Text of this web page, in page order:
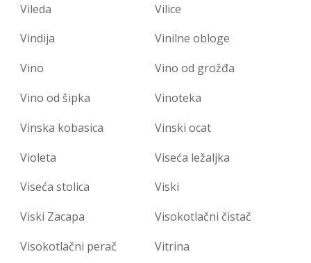
Vileda
Vilice
Vindija
Vinilne obloge
Vino
Vino od grožđa
Vino od šipka
Vinoteka
Vinska kobasica
Vinski ocat
Violeta
Viseća ležaljka
Viseća stolica
Viski
Viski Zacapa
Visokotlačni čistač
Visokotlačni perač
Vitrina